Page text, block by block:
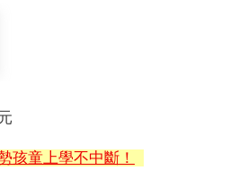
孩童上學不中斷！